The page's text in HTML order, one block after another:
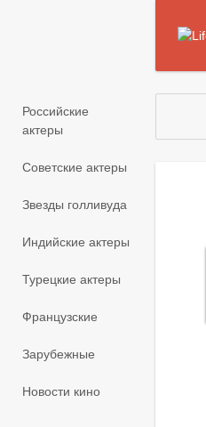
Российские
актеры
Советские актеры
Звезды голливуда
Индийские актеры
Турецкие актеры
Французские
Зарубежные
Новости кино